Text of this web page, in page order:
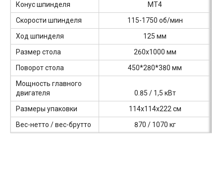
Конус шпинделя
MT4
Скорости шпинделя
115-1750 об/мин
Ход шпинделя
125 мм
Размер стола
260x1000 мм
Поворот стола
450*280*380 мм
Мощность главного
двигателя
0.85 / 1,5 кВт
Размеры упаковки
114x114x222 см
Вес-нетто / вес-брутто
870 / 1070 кг